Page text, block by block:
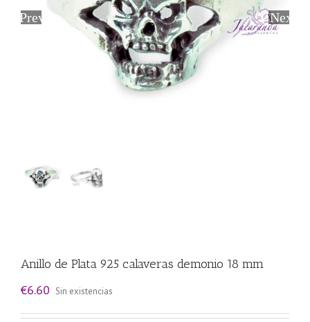
Previous Next
Anillo de Plata 925 calaveras demonio 18 mm
€6.60 Sin existencias